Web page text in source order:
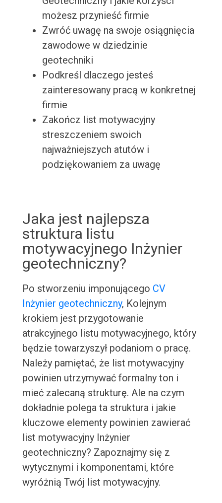
możesz przynieść firmie
Zwróć uwagę na swoje osiągnięcia
zawodowe w dziedzinie
geotechniki
Podkreśl dlaczego jesteś
zainteresowany pracą w konkretnej
firmie
Zakończ list motywacyjny
streszczeniem swoich
najważniejszych atutów i
podziękowaniem za uwagę
Jaka jest najlepsza
struktura listu
motywacyjnego Inżynier
geotechniczny?
Po stworzeniu imponującego CV
Inżynier geotechniczny, Kolejnym
krokiem jest przygotowanie
atrakcyjnego listu motywacyjnego, który
będzie towarzyszył podaniom o pracę.
Należy pamiętać, że list motywacyjny
powinien utrzymywać formalny ton i
mieć zalecaną strukturę. Ale na czym
dokładnie polega ta struktura i jakie
kluczowe elementy powinien zawierać
list motywacyjny Inżynier
geotechniczny? Zapoznajmy się z
wytycznymi i komponentami, które
wyróżnią Twój list motywacyjny.